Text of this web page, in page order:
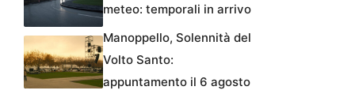
meteo: temporali in arrivo
Manoppello, Solennità del
Volto Santo:
appuntamento il 6 agosto